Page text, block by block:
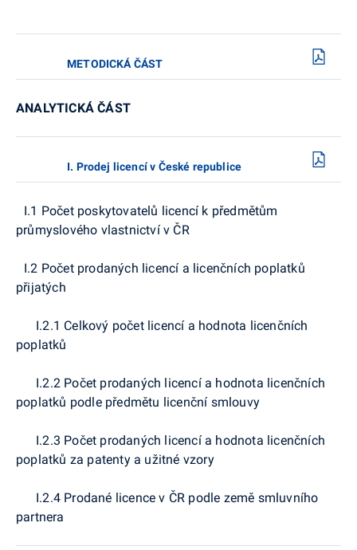
METODICKÁ ČÁST
ANALYTICKÁ ČÁST
I. Prodej licencí v České republice
I.1 Počet poskytovatelů licencí k předmětům
průmyslového vlastnictví v ČR
I.2 Počet prodaných licencí a licenčních poplatků
přijatých
I.2.1 Celkový počet licencí a hodnota licenčních
poplatků
I.2.2 Počet prodaných licencí a hodnota licenčních
poplatků podle předmětu licenční smlouvy
I.2.3 Počet prodaných licencí a hodnota licenčních
poplatků za patenty a užitné vzory
I.2.4 Prodané licence v ČR podle země smluvního
partnera